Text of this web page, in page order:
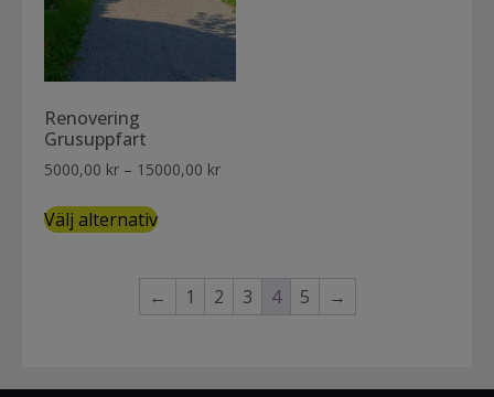
Renovering
Grusuppfart
5000,00 kr – 15000,00 kr
Välj alternativ
← 1 2 3 4 5 →